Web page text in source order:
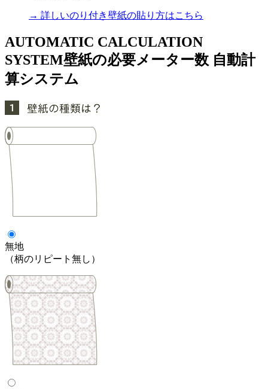
→ 詳しいのり付き壁紙の貼り方はこちら
AUTOMATIC CALCULATION
SYSTEM壁紙の必要メーター数 自動計
算システム
無地
（柄のリピート無し）